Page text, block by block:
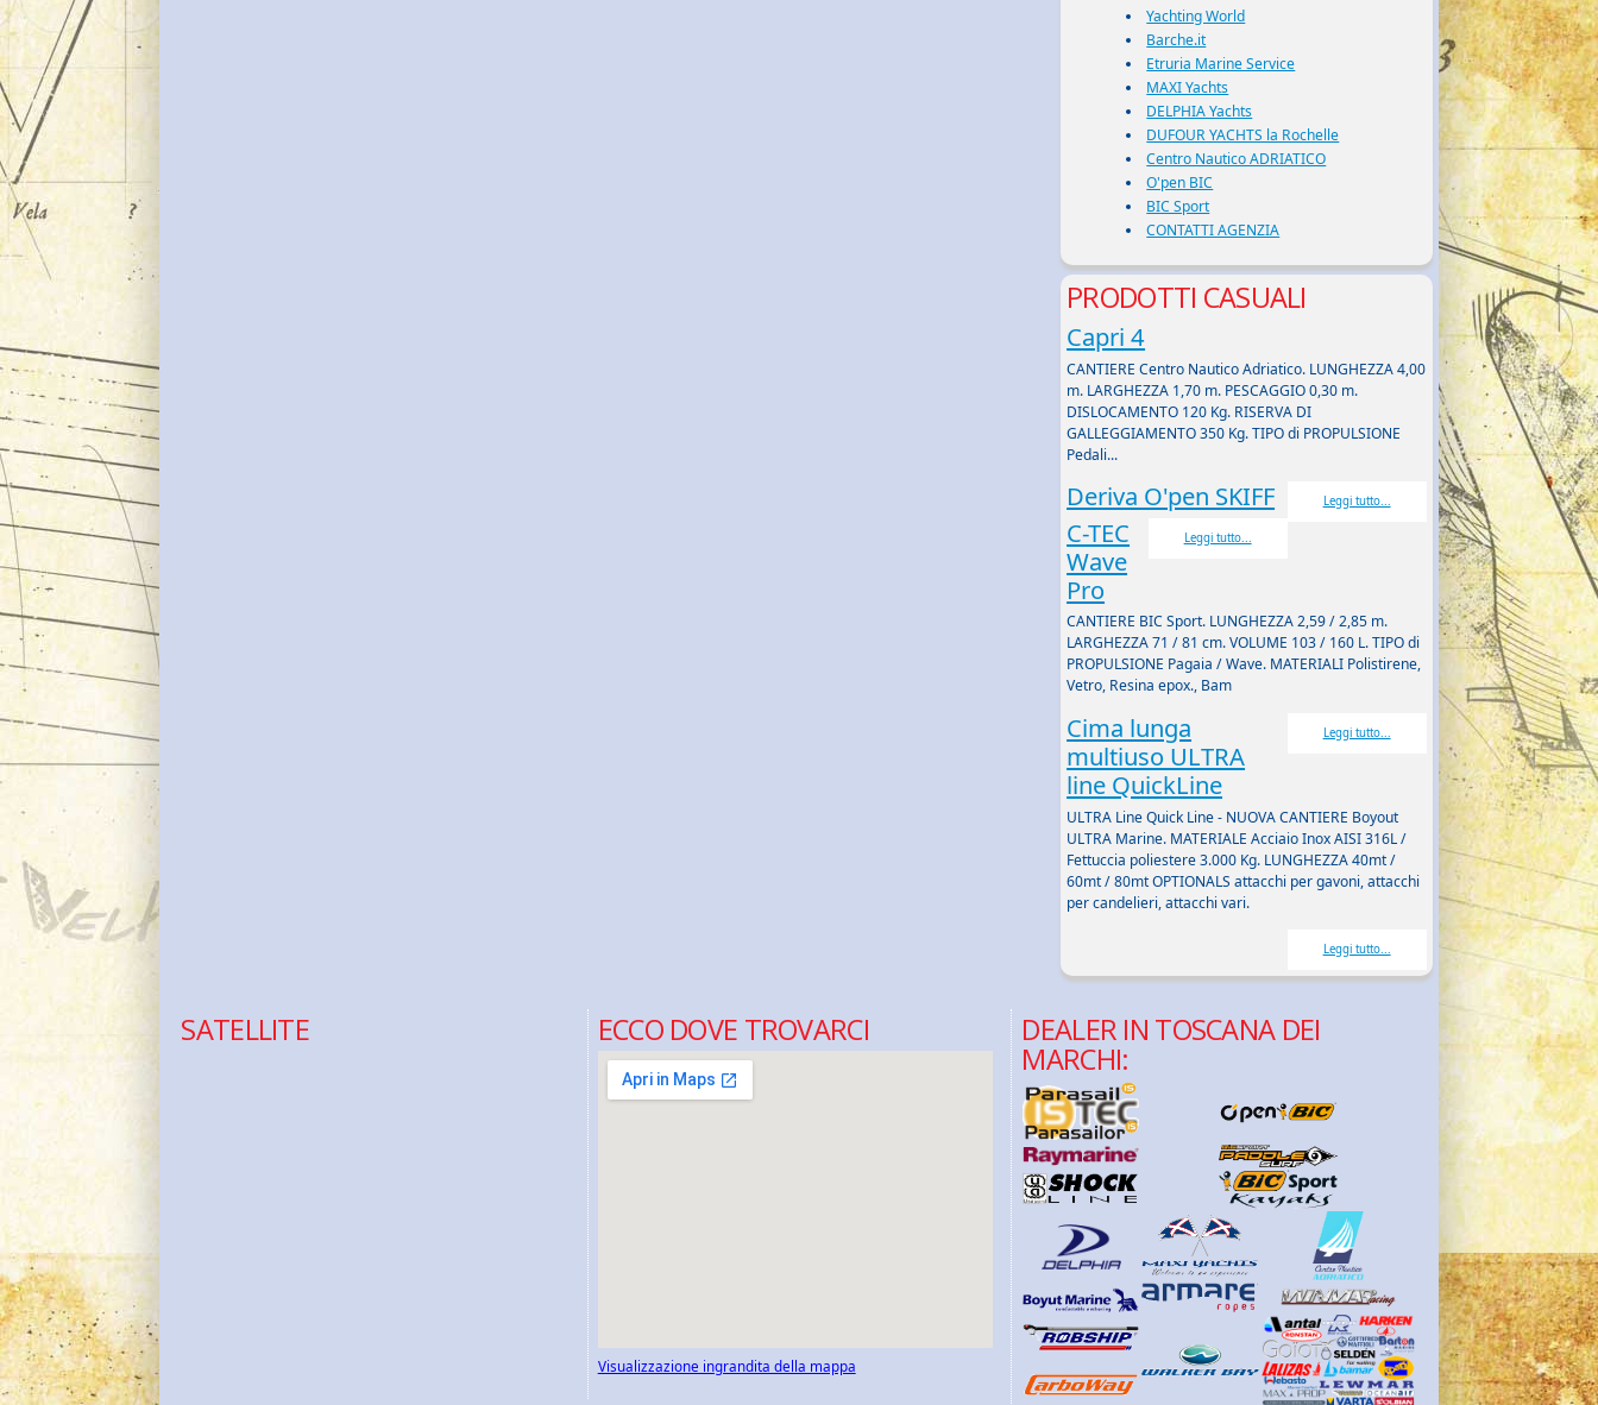
Yachting World
Barche.it
Etruria Marine Service
MAXI Yachts
DELPHIA Yachts
DUFOUR YACHTS la Rochelle
Centro Nautico ADRIATICO
O'pen BIC
BIC Sport
CONTATTI AGENZIA
PRODOTTI CASUALI
Capri 4
CANTIERE Centro Nautico Adriatico. LUNGHEZZA 4,00
m. LARGHEZZA 1,70 m. PESCAGGIO 0,30 m.
DISLOCAMENTO 120 Kg. RISERVA DI
GALLEGGIAMENTO 350 Kg. TIPO di PROPULSIONE
Pedali...
Leggi tutto...
Deriva O'pen SKIFF
Leggi tutto...
C-TEC
Wave
Pro
CANTIERE BIC Sport. LUNGHEZZA 2,59 / 2,85 m.
LARGHEZZA 71 / 81 cm. VOLUME 103 / 160 L. TIPO di
PROPULSIONE Pagaia / Wave. MATERIALI Polistirene,
Vetro, Resina epox., Bam
Leggi tutto...
Cima lunga
multiuso ULTRA
line QuickLine
ULTRA Line Quick Line - NUOVA CANTIERE Boyout
ULTRA Marine. MATERIALE Acciaio Inox AISI 316L /
Fettuccia poliestere 3.000 Kg. LUNGHEZZA 40mt /
60mt / 80mt OPTIONALS attacchi per gavoni, attacchi
per candelieri, attacchi vari.
Leggi tutto...
SATELLITE ECCO DOVE TROVARCI
Visualizzazione ingrandita della mappa
DEALER IN TOSCANA DEI
MARCHI: